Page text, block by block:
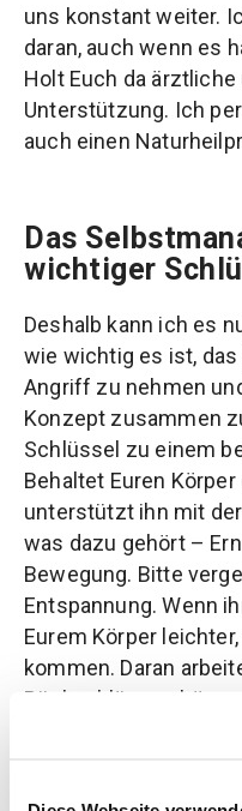
uns konstant weiter.
daran, auch wenn es
Holt Euch da
Unterstützung. Ich
auch einen
Das
wichtiger
Deshalb kann ich es
wie wichtig es ist,
Angriff zu nehmen
Konzept zusammen
Schlüssel zu einem
Behaltet Euren
unterstützt ihn mit
was dazu gehört –
Bewegung. Bitte
Entspannung. Wenn
Eurem Körper
kommen. Daran
Rückschläge gehören
bleibt, dass es